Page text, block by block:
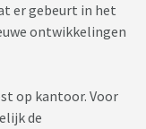
er gebeurt in het
ontwikkelingen
op kantoor. Voor
de